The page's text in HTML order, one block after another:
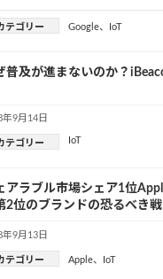
テゴリー Google、 IoT
普及が進まないのか？
年9月14日
テゴリー IoT
アラブル市場シェア1位
2位のブランドの恐るべき戦
年9月13日
テゴリー Apple、 IoT